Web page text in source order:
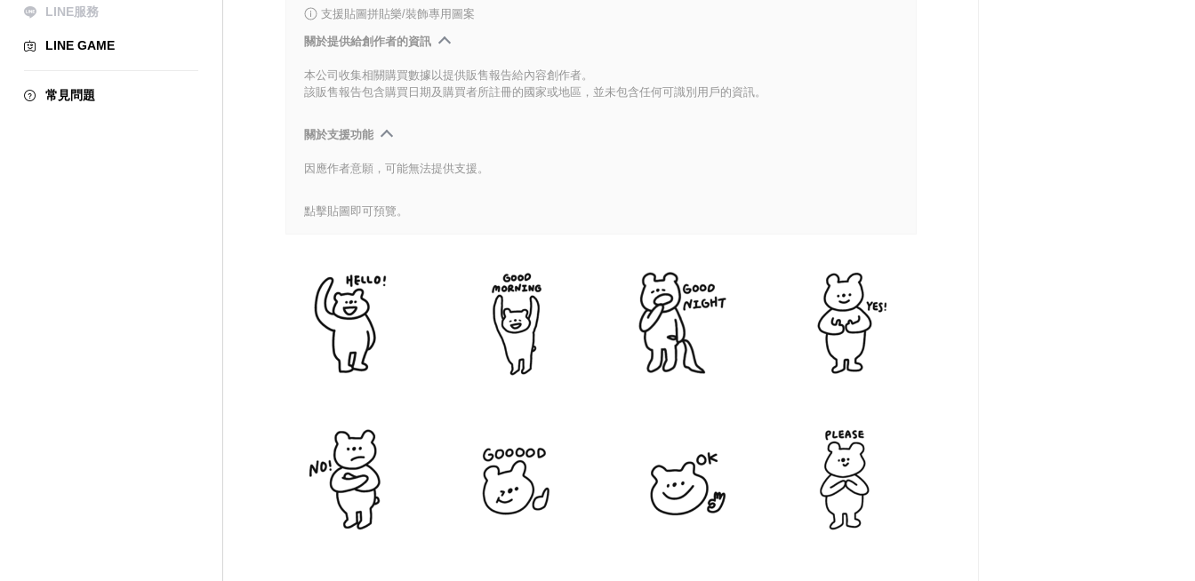
LINE服務
LINE GAME
常見問題
支援貼圖拼貼樂/裝飾專用圖案
關於提供給創作者的資訊
本公司收集相關購買數據以提供販售報告給內容創作者。
該販售報告包含購買日期及購買者所註冊的國家或地區，並未包含任何可識別用戶的資訊。
關於支援功能
因應作者意願，可能無法提供支援。
點擊貼圖即可預覽。